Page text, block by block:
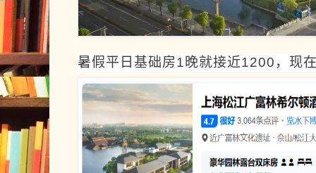
暑假平日基础房1晚就接近1200，现